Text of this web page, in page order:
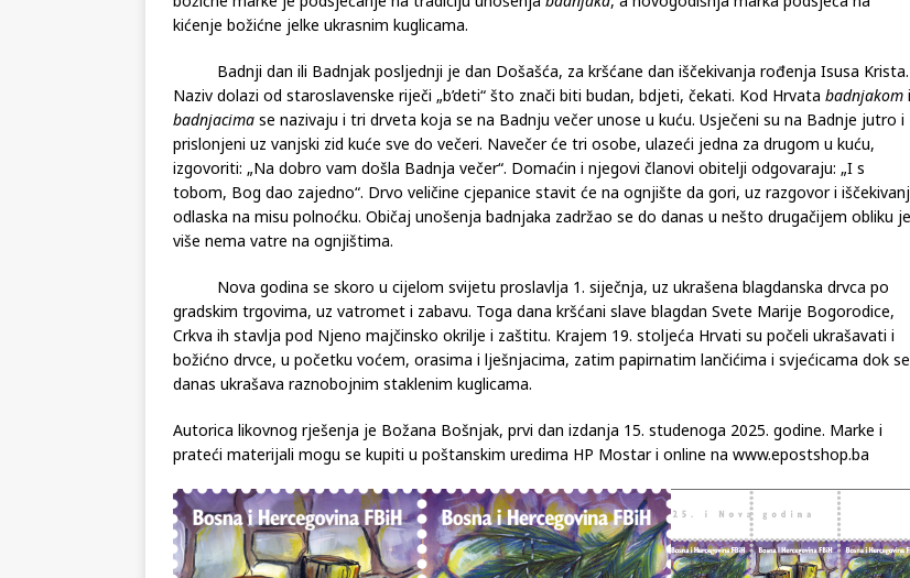
Hrvatska pošta (HP) Mostar tradicionalno tiska izdanje poštanskih maraka „Božić i Nova godina“. Motiv
božićne marke je podsjećanje na tradiciju unošenja
kićenje božićne jelke ukrasnim kuglicama.
Badnji dan ili Badnjak posljednji je dan Došašća, za kršćane dan iščekivanja rođenja Isusa Krista.
Naziv dolazi od staroslavenske riječi „b’deti“ što znači biti budan, bdjeti, čekati. Kod Hrvata
badnjakom
badnjacima se nazivaju i tri drveta koja se na Badnju večer unose u kuću. Usječeni su na Badnje jutro i
prislonjeni uz vanjski zid kuće sve do večeri. Navečer će tri osobe, ulazeći jedna za drugom u kuću,
izgovoriti: „Na dobro vam došla Badnja večer“. Domaćin i njegovi članovi obitelji odgovaraju: „I s
tobom, Bog dao zajedno“. Drvo veličine cjepanice stavit će na ognjište da gori, uz razgovor i iščekivanje
odlaska na misu polnoćku. Običaj unošenja badnjaka zadržao se do danas u nešto drugačijem obliku jer
više nema vatre na ognjištima.
Nova godina se skoro u cijelom svijetu proslavlja 1. siječnja, uz ukrašena blagdanska drvca po
gradskim trgovima, uz vatromet i zabavu. Toga dana kršćani slave blagdan Svete Marije Bogorodice,
Crkva ih stavlja pod Njeno majčinsko okrilje i zaštitu. Krajem 19. stoljeća Hrvati su počeli ukrašavati i
božićno drvce, u početku voćem, orasima i lješnjacima, zatim papirnatim lančićima i svjećicama dok se
danas ukrašava raznobojnim staklenim kuglicama.
Autorica likovnog rješenja je Božana Bošnjak, prvi dan izdanja 15. studenoga 2025. godine. Marke i
prateći materijali mogu se kupiti u poštanskim uredima HP Mostar i online na www.epostshop.ba